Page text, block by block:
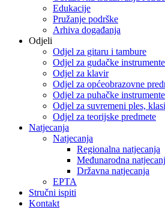
Edukacije
Pružanje podrške
Arhiva događanja
Odjeli
Odjel za gitaru i tambure
Odjel za gudačke
Odjel za klavir
Odjel za općeobrazovne
Odjel za puhačke
Odjel za suvremeni ples,
Odjel za teorijske predmete
Natjecanja
Natjecanja
Regionalna natjecanja
Međunarodna
Državna natjecanja
EPTA
Stručni ispiti
Kontakt